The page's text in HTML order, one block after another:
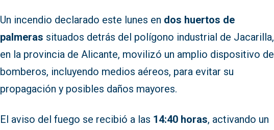
Un incendio declarado este lunes en dos huertos de
palmeras situados detrás del polígono industrial de Jacarilla,
en la provincia de Alicante, movilizó un amplio dispositivo de
bomberos, incluyendo medios aéreos, para evitar su
propagación y posibles daños mayores.
El aviso del fuego se recibió a las 14:40 horas, activando un